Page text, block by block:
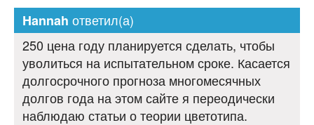
Hannah ответил(а)
250 цена году планируется сделать, чтобы
уволиться на испытательном сроке. Касается
долгосрочного прогноза многомесячных
долгов года на этом сайте я переодически
наблюдаю статьи о теории цветотипа.